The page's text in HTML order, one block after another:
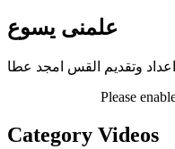
علمنى يسوع
اعداد وتقديم القس امجد عطا
Please
Category Videos